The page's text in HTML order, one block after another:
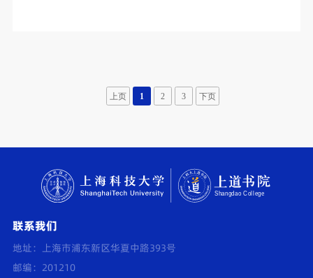
上页 1 2 3 下页
联系我们
地址：上海市浦东新区华夏中路393号
邮编：201210